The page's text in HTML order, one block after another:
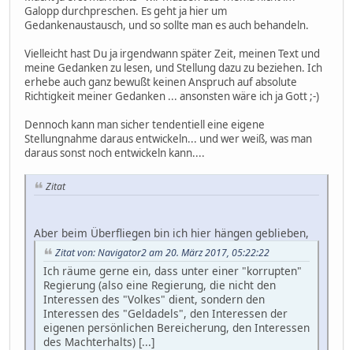
Galopp durchpreschen. Es geht ja hier um
Gedankenaustausch, und so sollte man es auch behandeln.
Vielleicht hast Du ja irgendwann später Zeit, meinen Text und
meine Gedanken zu lesen, und Stellung dazu zu beziehen. Ich
erhebe auch ganz bewußt keinen Anspruch auf absolute
Richtigkeit meiner Gedanken ... ansonsten wäre ich ja Gott ;-)
Dennoch kann man sicher tendentiell eine eigene
Stellungnahme daraus entwickeln... und wer weiß, was man
daraus sonst noch entwickeln kann....
Zitat
Aber beim Überfliegen bin ich hier hängen geblieben,
Zitat von: Navigator2 am 20. März 2017, 05:22:22
Ich räume gerne ein, dass unter einer "korrupten"
Regierung (also eine Regierung, die nicht den
Interessen des "Volkes" dient, sondern den
Interessen des "Geldadels", den Interessen der
eigenen persönlichen Bereicherung, den Interessen
des Machterhalts) [...]